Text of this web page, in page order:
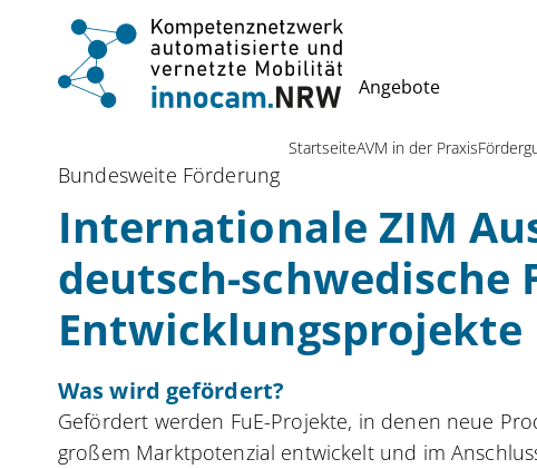
Angebote
StartseiteAVM in der Praxis
Internationale ZIM
deutsch-schwedische
Entwicklungsprojekte
Bundesweite Förderung
Was wird gefördert?
Gefördert werden FuE-Projekte, in denen neue
großem Marktpotenzial entwickelt und im